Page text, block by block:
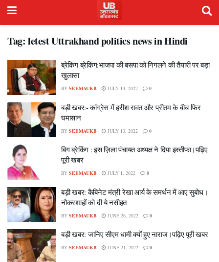
Tag: letest Uttrakhand politics news in Hindi
ब्रेकिंग ब्रेकिंग:भाजपा की बसपा को निगलने की तैयारी पर बड़ा
खुलासा
BY SEEMAUKB JULY 14, 2022 0
बड़ी खबर:- कांग्रेस में हरीश रावत और प्रीतम के बीच फिर
घमासान
BY SEEMAUKB JULY 13, 2022 0
बिग ब्रेकिंग : इस ज़िला पंचायत अध्यक्ष ने दिया इस्तीफा।पढ़िए
पूरी खबर
BY SEEMAUKB JULY 1, 2022 0
बड़ी खबर: कैबिनेट मंत्री रेखा आर्य के समर्थन में आए सुबोध।
नौकरशाहों को दी ये नसीहत
BY SEEMAUKB JUNE 26, 2022 0
बड़ी खबर: जानिए सीएम धामी क्यों हुए नाराज।पढ़िए पूरी खबर
BY SEEMAUKB JUNE 21, 2022 0